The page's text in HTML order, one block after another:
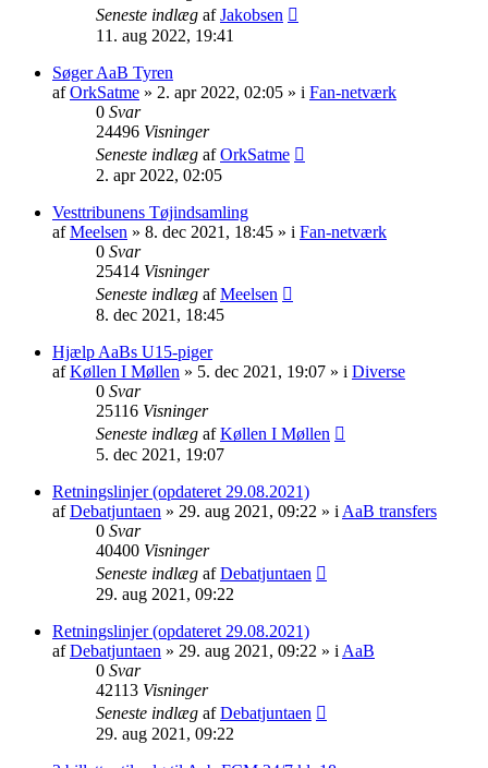
Seneste indlæg afJakobsen
11. aug 2022, 19:41
Søger AaB Tyren
afOrkSatme » 2. apr 2022, 02:05 » i Fan-netværk
0 Svar
24496 Visninger
Seneste indlæg afOrkSatme
2. apr 2022, 02:05
Vesttribunens Tøjindsamling
afMeelsen » 8. dec 2021, 18:45 » i Fan-netværk
0 Svar
25414 Visninger
Seneste indlæg afMeelsen
8. dec 2021, 18:45
Hjælp AaBs U15-piger
afKøllen I Møllen » 5. dec 2021, 19:07 » i Diverse
0 Svar
25116 Visninger
Seneste indlæg afKøllen I Møllen
5. dec 2021, 19:07
Retningslinjer (opdateret 29.08.2021)
afDebatjuntaen » 29. aug 2021, 09:22 » i AaB transfers
0 Svar
40400 Visninger
Seneste indlæg afDebatjuntaen
29. aug 2021, 09:22
Retningslinjer (opdateret 29.08.2021)
afDebatjuntaen » 29. aug 2021, 09:22 » i AaB
0 Svar
42113 Visninger
Seneste indlæg afDebatjuntaen
29. aug 2021, 09:22